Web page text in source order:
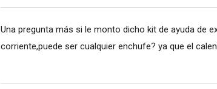
Una pregunta más si le monto dicho kit de ayuda de
corriente,puede ser cualquier enchufe? ya que el